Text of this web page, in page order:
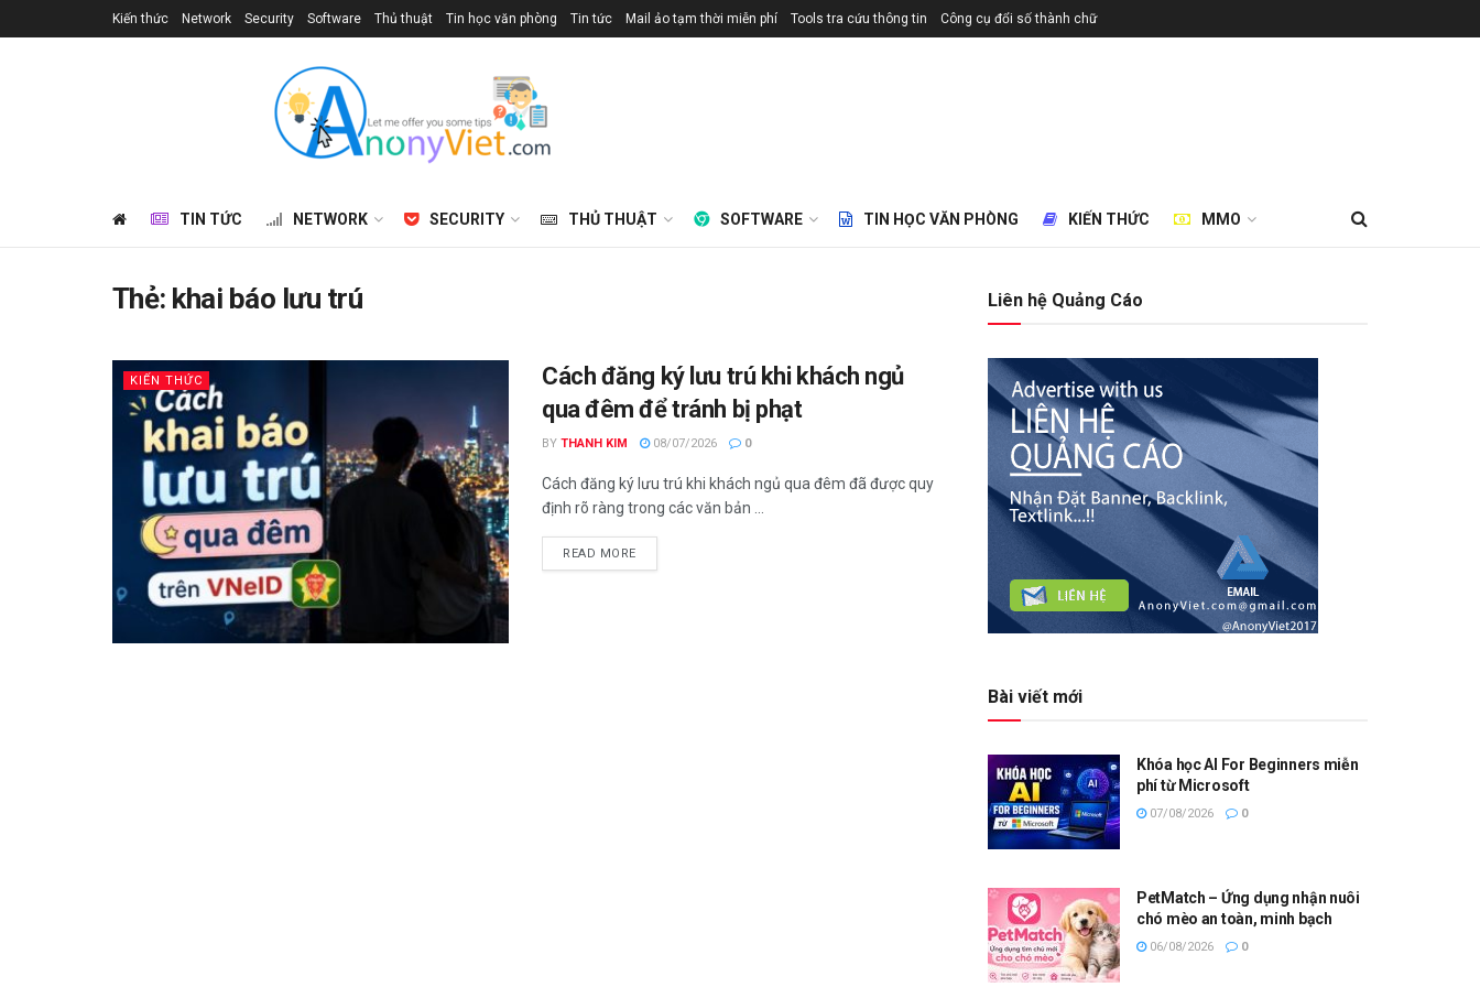
Kiến thức Network Security Software Thủ thuật Tin học văn phòng Tin tức Mail ảo tạm thời miễn phí Tools tra cứu thông tin Công cụ đổi số thành chữ
TIN TỨC NETWORK SECURITY THỦ THUẬT SOFTWARE TIN HỌC VĂN PHÒNG KIẾN THỨC MMO
Thẻ: khai báo lưu trú
KIẾN THỨC
Cách đăng ký lưu trú khi khách ngủ
qua đêm để tránh bị phạt
BY THANH KIM 08/07/2026 0
Cách đăng ký lưu trú khi khách ngủ qua đêm đã được quy
định rõ ràng trong các văn bản ...
READ MOREDETAILS
Liên hệ Quảng Cáo
Bài viết mới
Khóa học AI For Beginners miễn
phí từ Microsoft
07/08/2026 0
PetMatch – Ứng dụng nhận nuôi
chó mèo an toàn, minh bạch
06/08/2026 0